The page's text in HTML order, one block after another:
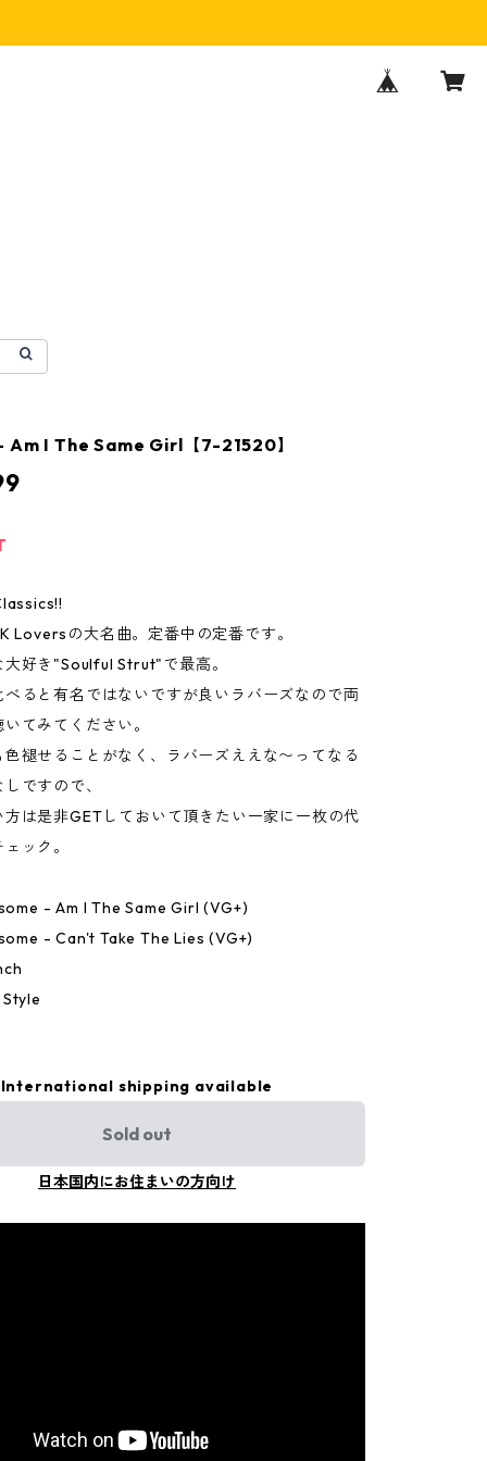
Am I The Same Girl【7-21520】
Loversの大名曲。定番中の定番です。
大好き"Soulful Strut"で最高。
ると有名ではないですが良いラバーズなので両
てみてください。
色褪せることがなく、ラバーズええな〜ってなる
ですので、
方は是非GETしておいて頂きたい一家に一枚の代
ック。
- Am I The Same Girl (VG+)
- Can't Take The Lies (VG+)
International shipping available
Sold out
日本国内にお住まいの方向け